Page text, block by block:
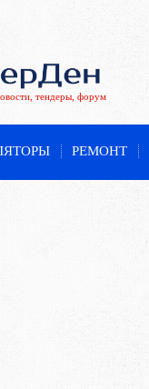
тендеры, форум
РЕМОНТ